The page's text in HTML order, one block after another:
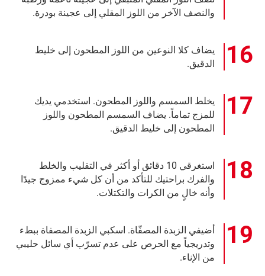
والنصف الآخر من اللوز المقلي إلى عجينة بودرة.
يضاف كلا النوعين من اللوز المطحون إلى خليط
الدقيق.
يخلط السمسم واللوز المطحون. استخدمي يديك
للمزج تماماً. يضاف السمسم المطحون واللوز
المطحون إلى خليط الدقيق.
استغرقي 10 دقائق أو أكثر في التقليب والخلط
والفرك براحتيك للتأكد من أن كل شيء ممزوج جيدًا
وأنه خالٍ من الكرات والتكتلات.
أضيفي الزبدة المصفّاة. اسكبي الزبدة المصفاة ببطء
وتدريجياً مع الحرص على عدم تسرّب أي سائل حليبي
من الإناء.